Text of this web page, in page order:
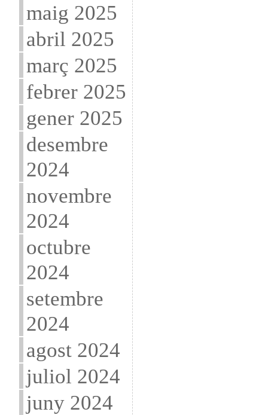
maig 2025
abril 2025
març 2025
febrer 2025
gener 2025
desembre
2024
novembre
2024
octubre
2024
setembre
2024
agost 2024
juliol 2024
juny 2024